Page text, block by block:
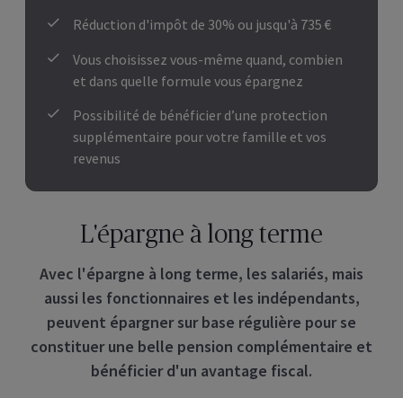
Réduction d'impôt de 30% ou jusqu'à 735 €
Vous choisissez vous-même quand, combien
et dans quelle formule vous épargnez
Possibilité de bénéficier d’une protection
supplémentaire pour votre famille et vos
revenus
L'épargne à long terme
Avec l'épargne à long terme, les salariés, mais
aussi les fonctionnaires et les indépendants,
peuvent épargner sur base régulière pour se
constituer une belle pension complémentaire et
bénéficier d'un avantage fiscal.